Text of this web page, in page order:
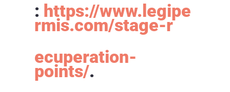
: https://www.legipe
rmis.com/stage-r
ecuperation-
points/.